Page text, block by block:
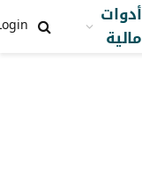
أدوات
مالية